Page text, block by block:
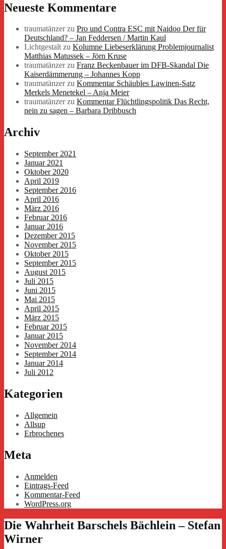
Neueste Kommentare
traumatänzerzu Pro und Contra ESC mit Naidoo Der für
Deutschland? – Jan Feddersen / Martin Kaul
Lichtgestaltzu Kolumne Liebeserklärung Problemjournalist
Matthias Matussek – Jörn Kruse
traumatänzerzu Franz Beckenbauer im DFB-Skandal Die
Kaiserdämmerung – Johannes Kopp
traumatänzerzu Kommentar Schäubles Lawinen-Satz
Merkels Menetekel – Anja Meier
traumatänzerzu Kommentar Flüchtlingspolitik Das Recht,
nein zu sagen – Barbara Dribbusch
Archiv
September 2021
Januar 2021
Oktober 2020
April 2019
September 2016
April 2016
März 2016
Februar 2016
Januar 2016
Dezember 2015
November 2015
Oktober 2015
September 2015
August 2015
Juli 2015
Juni 2015
Mai 2015
April 2015
März 2015
Februar 2015
Januar 2015
November 2014
September 2014
Januar 2014
Juli 2012
Kategorien
Allgemein
Allsup
Erbrochenes
Meta
Anmelden
Eintrags-Feed
Kommentar-Feed
WordPress.org
Die Wahrheit Barschels Bächlein – Stefan
Wirner